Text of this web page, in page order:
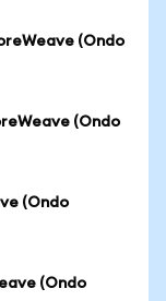
(Ondo
(Ondo
(Ondo
(Ondo